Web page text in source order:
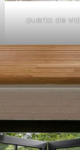
puerta de